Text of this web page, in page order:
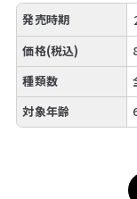
発売時期
価格(税込)
種類数
対象年齢